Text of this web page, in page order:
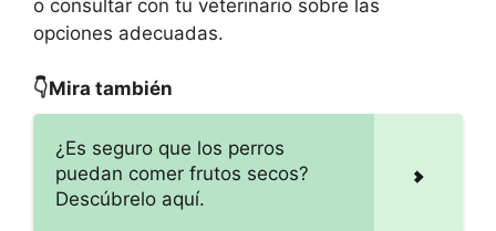
o consultar con tu veterinario sobre las
opciones adecuadas.
👇Mira también
¿Es seguro que los perros
puedan comer frutos secos?
Descúbrelo aquí.